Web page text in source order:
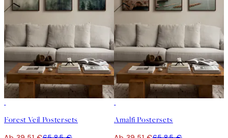
Forest Veil Postersets Amalfi Postersets